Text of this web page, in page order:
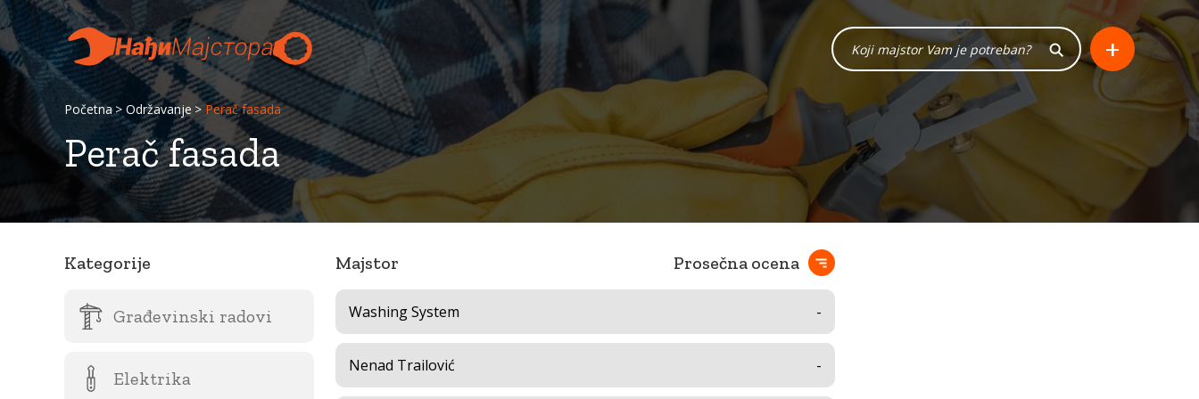
Početna Održavanje Perač fasada
Perač fasada
+
Kategorije
Građevinski radovi
Elektrika
Majstor Prosečna ocena
Washing System -
Nenad Trailović -